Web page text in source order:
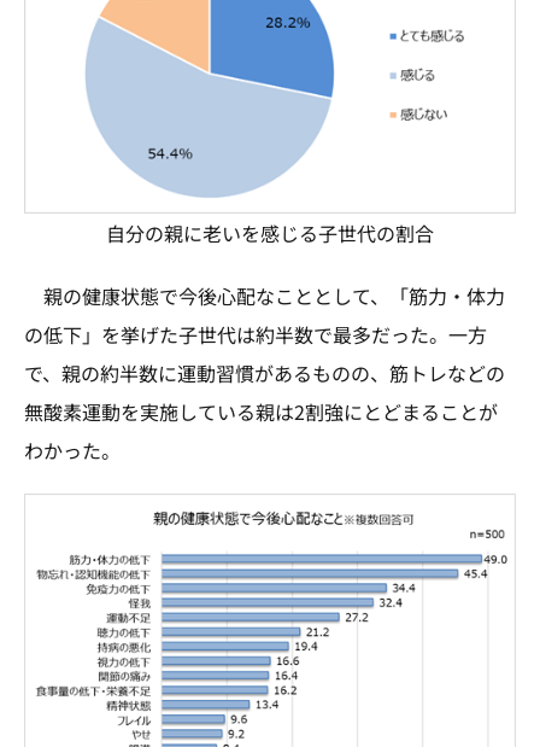
自分の親に老いを感じる子世代の割合
親の健康状態で今後心配なこととして、「筋力・体力
の低下」を挙げた子世代は約半数で最多だった。一方
で、親の約半数に運動習慣があるものの、筋トレなどの
無酸素運動を実施している親は2割強にとどまることが
わかった。